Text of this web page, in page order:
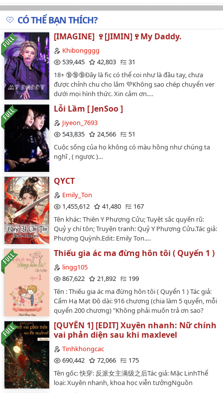
CÓ THỂ BẠN THÍCH?
[IMAGINE] 🍷[JIMIN]🍷My Daddy.
Khibongggg
539,445
42,803
31
18+ 🔞🔞🔞Đây là fic có thể coi như là đầu tay, chưa
được chỉnh chu cho lắm 💜Không sao chép chuyển ver
dưới mọi hình thức. Xin cảm ơn.…
Lỗi Lầm [ JenSoo ]
Jiyeon_7693
543,835
24,566
51
Cuộc sống của họ không có màu hồng như chúng ta
nghĩ , ( ngược )…
QYCT
Emily_Ton
1,455,612
41,480
167
Tên khác: Thiên Y Phượng Cửu; Tuyệt sắc quyến rũ:
Quỷ y chí tôn; Truyện tranh: Quỷ Y Phượng Cửu.Tác giả:
Phượng Quỳnh.Edit: Emily Ton.…
Thiếu gia ác ma đừng hôn tôi ( Quyển 1 )
lingg105
867,622
21,892
199
Tên : Thiếu gia ác ma đừng hôn tôi ( Quyển 1 ) Tác giả:
Cẩm Hạ Mạt Độ dài: 916 chương (chia làm 5 quyển, mỗi
quyển 200 chương) "Không phải muốn trả ơn sao?
Không bằng tôi lấy thân báo đáp vậy" Sau câu đó anh
đã dùng một nụ hôn khiến cô phải hoảng sợ. "Xin
thiếu gia ngài tự trọng" "Tự trọng? Tôi lớn đến từng
này mới thấy có người nói như vậy" "A" Một bóng
dáng xinh đẹp ngã lộn qua vai, thiếu niên mang dáng
"An Sơ Hạ, cô, nhất, định, phải, chết!" Từ đó, đời cô,
hoàn toàn thay đổi...,…
[QUYỂN 1] [EDIT] Xuyên nhanh: Nữ chính
vai phản diện sau khi maxlevel
Tinhkhongcac
690,442
72,066
175
Tên gốc: 快穿: 反派女主满级之后Tác giả: Mặc LinhThể
loại: Xuyên nhanh, khoa học viễn tưởngNguồn